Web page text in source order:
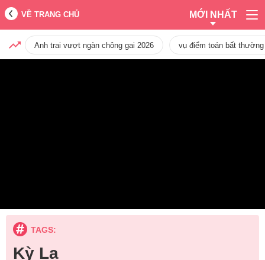
VỀ TRANG CHỦ MỚI NHẤT
Anh trai vượt ngàn chông gai 2026 vụ điểm toán bất
TAGS:
Kỳ Lạ